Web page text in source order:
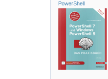
PowerShell